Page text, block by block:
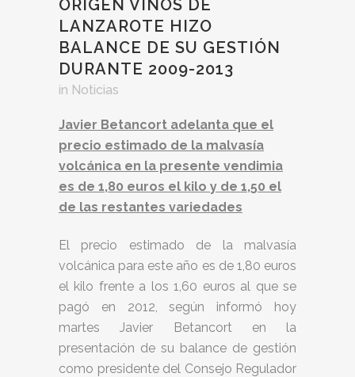
ORIGEN VINOS DE
LANZAROTE HIZO
BALANCE DE SU GESTIÓN
DURANTE 2009-2013
in Noticias
Javier Betancort adelanta que el
precio estimado de la malvasía
volcánica en la presente vendimia
es de 1,80 euros el kilo y de 1,50 el
de las restantes variedades
El precio estimado de la malvasía
volcánica para este año es de 1,80 euros
el kilo frente a los 1,60 euros al que se
pagó en 2012, según informó hoy
martes Javier Betancort en la
presentación de su balance de gestión
como presidente del Consejo Regulador